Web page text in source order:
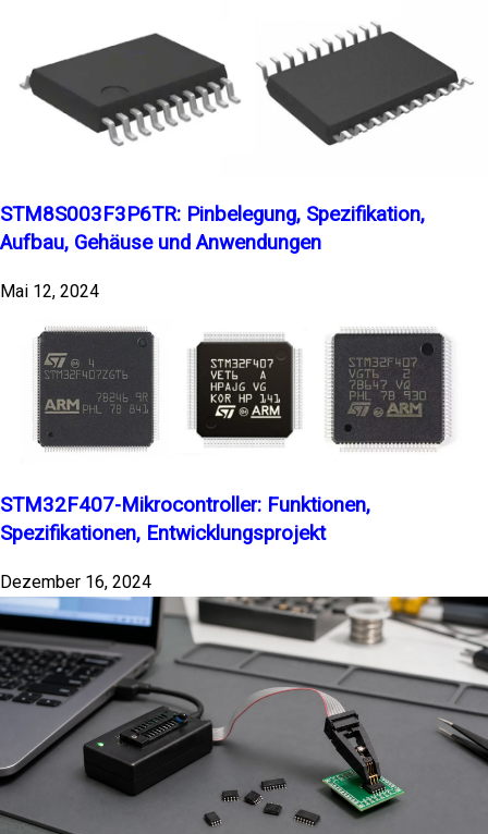
STM8S003F3P6TR: Pinbelegung, Spezifikation,
Aufbau, Gehäuse und Anwendungen
Mai 12, 2024
STM32F407-Mikrocontroller: Funktionen,
Spezifikationen, Entwicklungsprojekt
Dezember 16, 2024